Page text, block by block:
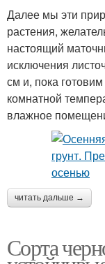
Далее мы эти
растения,
настоящий
исключения
см и, пока
комнатной
влажное
читать дальше →
Сорта